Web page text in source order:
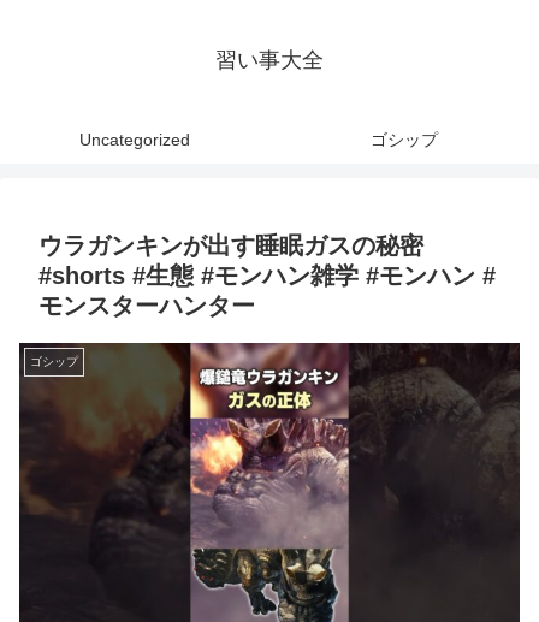
習い事大全
Uncategorized ゴシップ
ウラガンキンが出す睡眠ガスの秘密
#shorts #生態 #モンハン雑学 #モンハン #
モンスターハンター
ゴシップ